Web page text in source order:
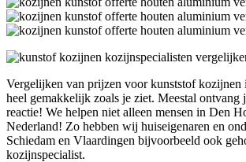
Vergelijken van prijzen voor kunststof kozijnen
heel gemakkelijk zoals je ziet. Meestal ontvang
reactie! We helpen niet alleen mensen in Den
Nederland! Zo hebben wij huiseigenaren en
Schiedam en Vlaardingen bijvoorbeeld ook
kozijnspecialist.